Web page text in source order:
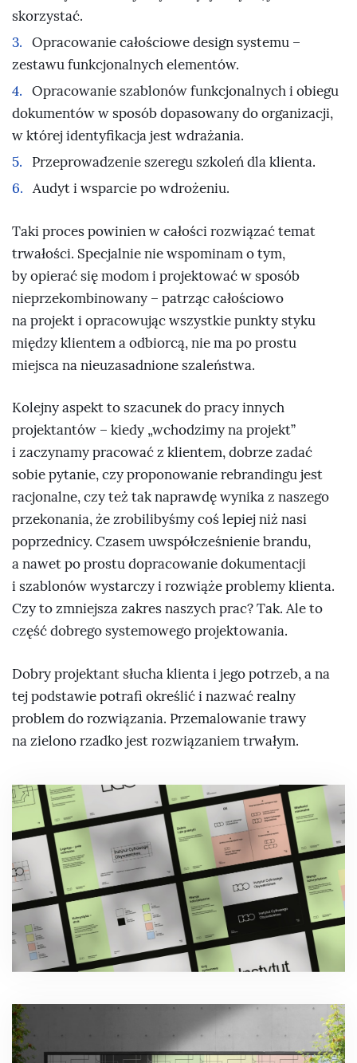
skorzystać.
Opracowanie całościowe design systemu –
zestawu funkcjonalnych elementów.
Opracowanie szablonów funkcjonalnych i obiegu
dokumentów w sposób dopasowany do organizacji,
w której identyfikacja jest wdrażania.
Przeprowadzenie szeregu szkoleń dla klienta.
Audyt i wsparcie po wdrożeniu.
Taki proces powinien w całości rozwiązać temat
trwałości. Specjalnie nie wspominam o tym,
by opierać się modom i projektować w sposób
nieprzekombinowany – patrząc całościowo
na projekt i opracowując wszystkie punkty styku
między klientem a odbiorcą, nie ma po prostu
miejsca na nieuzasadnione szaleństwa.
Kolejny aspekt to szacunek do pracy innych
projektantów – kiedy „wchodzimy na projekt”
i zaczynamy pracować z klientem, dobrze zadać
sobie pytanie, czy proponowanie rebrandingu jest
racjonalne, czy też tak naprawdę wynika z naszego
przekonania, że zrobilibyśmy coś lepiej niż nasi
poprzednicy. Czasem uwspółcześnienie brandu,
a nawet po prostu dopracowanie dokumentacji
i szablonów wystarczy i rozwiąże problemy klienta.
Czy to zmniejsza zakres naszych prac? Tak. Ale to
część dobrego systemowego projektowania.
Dobry projektant słucha klienta i jego potrzeb, a na
tej podstawie potrafi określić i nazwać realny
problem do rozwiązania. Przemalowanie trawy
na zielono rzadko jest rozwiązaniem trwałym.